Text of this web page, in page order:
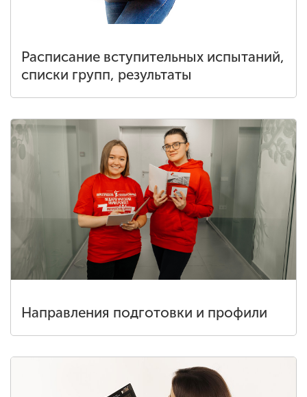
Расписание вступительных испытаний,
списки групп, результаты
Направления подготовки и профили